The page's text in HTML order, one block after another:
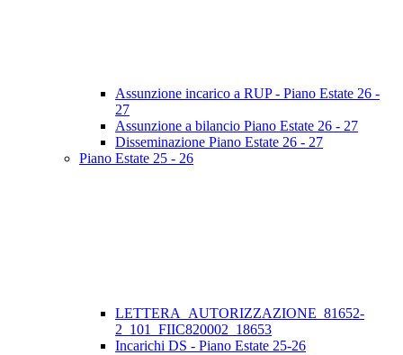
Assunzione incarico a RUP - Piano Estate 26 -
27
Assunzione a bilancio Piano Estate 26 - 27
Disseminazione Piano Estate 26 - 27
Piano Estate 25 - 26
LETTERA_AUTORIZZAZIONE_81652-
2_101_FIIC820002_18653
Incarichi DS - Piano Estate 25-26